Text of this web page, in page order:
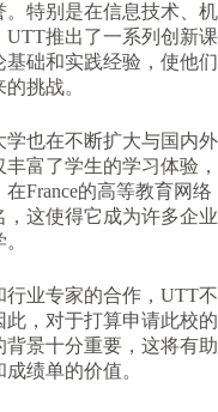
特别是在信息技术、机
推出了一系列创新课
础和实践经验，使他们
挑战。
学也在不断扩大与国内外
富了学生的学习体验，
France的高等教育网络
这使得它成为许多企业
业专家的合作，UTT不
，对于打算申请此校的
景十分重要，这将有助
绩单的价值。